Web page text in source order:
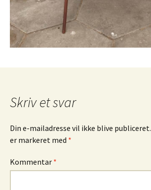
Skriv et svar
Din e-mailadresse vil ikke blive publiceret.
er markeret med *
Kommentar *